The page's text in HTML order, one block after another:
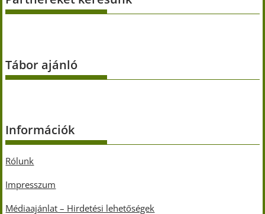
Tábor ajánló
Információk
Rólunk
Impresszum
Médiaajánlat – Hirdetési lehetőségek